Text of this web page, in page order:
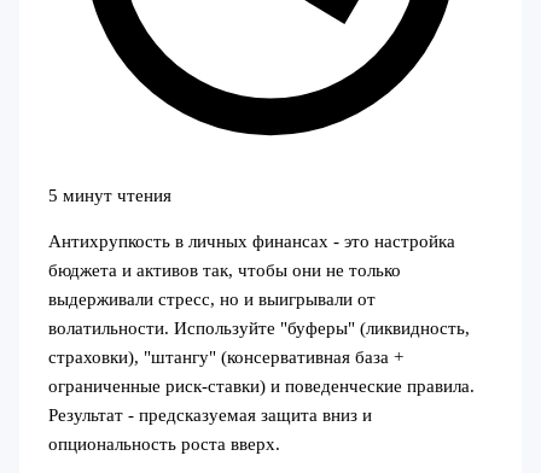
5 минут чтения
Антихрупкость в личных финансах - это настройка
бюджета и активов так, чтобы они не только
выдерживали стресс, но и выигрывали от
волатильности. Используйте "буферы" (ликвидность,
страховки), "штангу" (консервативная база +
ограниченные риск‑ставки) и поведенческие правила.
Результат - предсказуемая защита вниз и
опциональность роста вверх.